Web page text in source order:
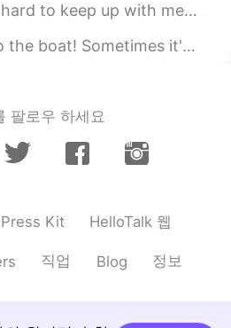
on this app? I need somebody who wants to talk in...
nice to disassociate from the urban world and reconn...
팔로우 하세요
Press Kit HelloTalk 웹
직업 Blog 정보